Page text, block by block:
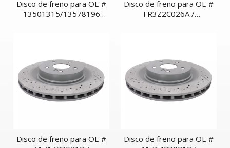
Disco de freno para OE #
13501315/13578196
Disco de freno para OE #
FR3Z2C026A /
Disco de freno para OE #
Disco de freno para OE #